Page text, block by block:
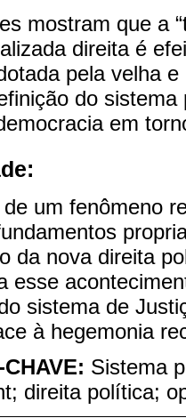
mostram que a
direita é
pela velha
do
em
um fenômeno
da nova direita
esse
sistema de
à hegemonia
Sistema
direita política;